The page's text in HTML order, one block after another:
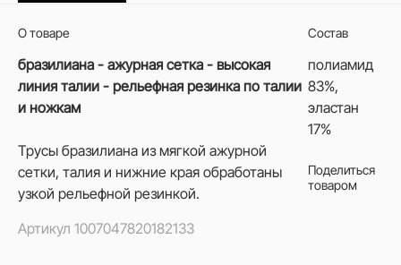
О товаре
бразилиана - ажурная сетка - высокая
линия талии - рельефная резинка по талии
и ножкам
Трусы бразилиана из мягкой ажурной
сетки, талия и нижние края обработаны
узкой рельефной резинкой.
Артикул 1007047820182133
Состав
полиамид
83%,
эластан
17%
Поделиться
товаром